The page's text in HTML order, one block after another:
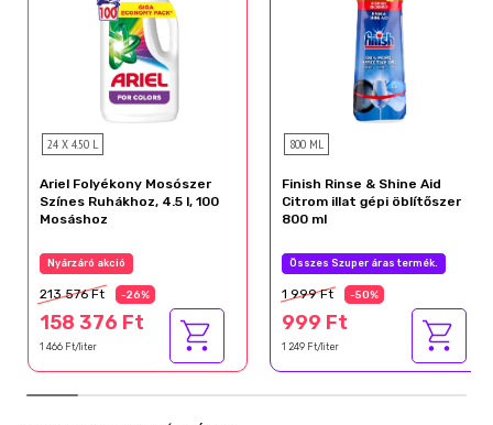
24 X 4.50 L
Ariel Folyékony Mosószer
Színes Ruhákhoz, 4.5 l, 100
Mosáshoz
Nyárzáró akció
213 576 Ft -26%
158 376 Ft
1 466 Ft/liter
800 ML
Finish Rinse & Shine Aid
Citrom illat gépi öblítőszer
800 ml
Összes Szuper áras termék.
1 999 Ft -50%
999 Ft
1 249 Ft/liter